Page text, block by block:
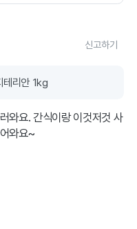
신고하기
테리안 1kg
와요. 간식이랑 이것저것 사
와요~